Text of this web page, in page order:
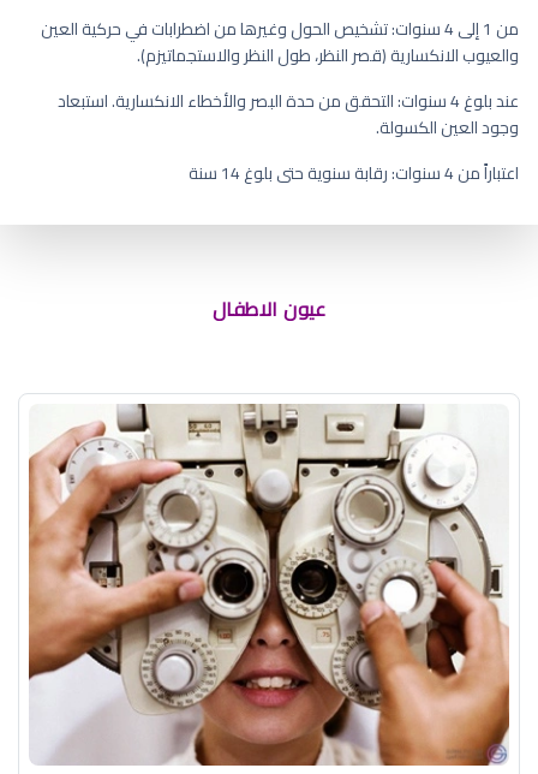
من 1 إلى 4 سنوات: تشخيص الحول وغيرها من اضطرابات في حركية العين
والعيوب الانكسارية (قصر النظر، طول النظر والاستجماتيزم).
عند بلوغ 4 سنوات: التحقق من حدة البصر والأخطاء الانكسارية. استبعاد
وجود العين الكسولة.
اعتباراً من 4 سنوات: رقابة سنوية حتى بلوغ 14 سنة
عيون الاطفال